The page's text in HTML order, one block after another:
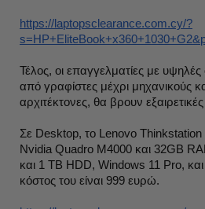
https://laptopsclearance.com.cy/?
Τέλος, οι επαγγελματίες με
από γραφίστες μέχρι μηχανικούς
αρχιτέκτονες, θα βρουν
Σε Desktop, το Lenovo Thinkstation
Nvidia Quadro M4000 και 32GB
και 1 TB HDD, Windows 11 Pro,
κόστος του είναι 999 ευρώ.